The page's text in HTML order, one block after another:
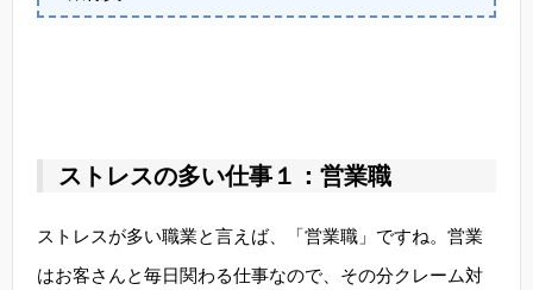
ストレスの多い仕事１：営業職
ストレスが多い職業と言えば、「営業職」ですね。営業
はお客さんと毎日関わる仕事なので、その分クレーム対